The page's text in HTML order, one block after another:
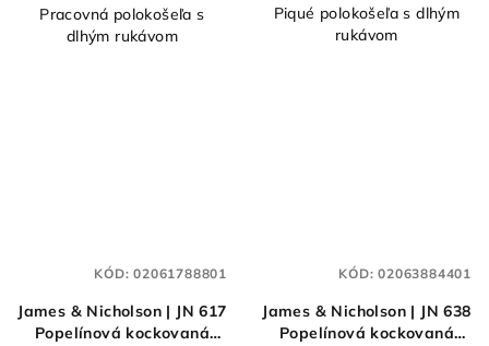
Pracovná polokošeľa s
dlhým rukávom
Piqué polokošeľa s dlhým
rukávom
James & Nicholson | JN 617
Popelínová kockovaná
KÓD:02061788801
James & Nicholson | JN 638
Popelínová kockovaná
KÓD:02063884401